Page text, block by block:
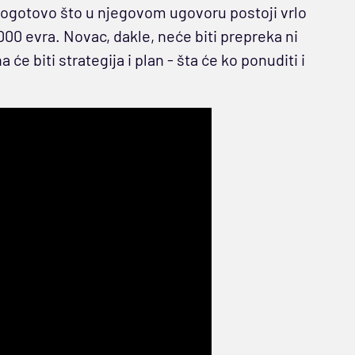
što u njegovom ugovoru postoji vrlo
evra. Novac, dakle, neće biti prepreka ni
će biti strategija i plan - šta će ko ponuditi i